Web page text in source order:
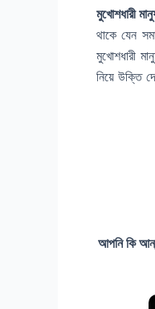
মুখোশধারী
থাকে যেন
মুখোশধারী
নিয়ে উক্তি
আপনি কি